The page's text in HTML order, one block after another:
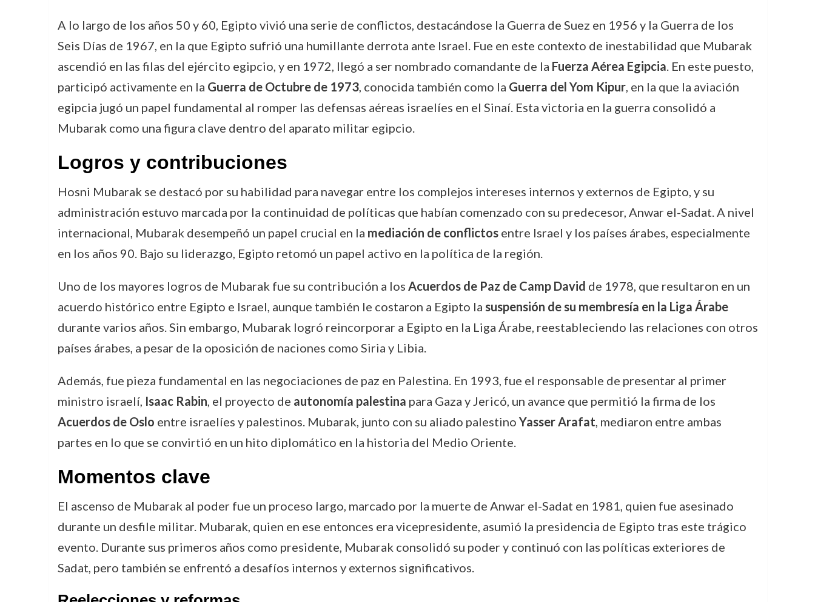
A lo largo de los años 50 y 60, Egipto vivió una serie de conflictos, destacándose la Guerra de Suez en 1956 y la Guerra de los
Seis Días de 1967, en la que Egipto sufrió una humillante derrota ante Israel. Fue en este contexto de inestabilidad que Mubarak
ascendió en las filas del ejército egipcio, y en 1972, llegó a ser nombrado comandante de la Fuerza Aérea Egipcia. En este puesto,
participó activamente en la Guerra de Octubre de 1973, conocida también como la Guerra del Yom Kipur, en la que la aviación
egipcia jugó un papel fundamental al romper las defensas aéreas israelíes en el Sinaí. Esta victoria en la guerra consolidó a
Mubarak como una figura clave dentro del aparato militar egipcio.
Logros y contribuciones
Hosni Mubarak se destacó por su habilidad para navegar entre los complejos intereses internos y externos de Egipto, y su
administración estuvo marcada por la continuidad de políticas que habían comenzado con su predecesor, Anwar el-Sadat. A nivel
internacional, Mubarak desempeñó un papel crucial en la mediación de conflictosentre Israel y los países árabes, especialmente
en los años 90. Bajo su liderazgo, Egipto retomó un papel activo en la política de la región.
Uno de los mayores logros de Mubarak fue su contribución a los Acuerdos de Paz de Camp David de 1978, que resultaron en un
acuerdo histórico entre Egipto e Israel, aunque también le costaron a Egipto la suspensión de su membresía en la Liga Árabe
durante varios años. Sin embargo, Mubarak logró reincorporar a Egipto en la Liga Árabe, reestableciendo las relaciones con otros
países árabes, a pesar de la oposición de naciones como Siria y Libia.
Además, fue pieza fundamental en las negociaciones de paz en Palestina. En 1993, fue el responsable de presentar al primer
ministro israelí, Isaac Rabin, el proyecto de autonomía palestina para Gaza y Jericó, un avance que permitió la firma de los
Acuerdos de Oslo entre israelíes y palestinos. Mubarak, junto con su aliado palestino Yasser Arafat, mediaron entre ambas
partes en lo que se convirtió en un hito diplomático en la historia del Medio Oriente.
Momentos clave
El ascenso de Mubarak al poder fue un proceso largo, marcado por la muerte de Anwar el-Sadat en 1981, quien fue asesinado
durante un desfile militar. Mubarak, quien en ese entonces era vicepresidente, asumió la presidencia de Egipto tras este trágico
evento. Durante sus primeros años como presidente, Mubarak consolidó su poder y continuó con las políticas exteriores de
Sadat, pero también se enfrentó a desafíos internos y externos significativos.